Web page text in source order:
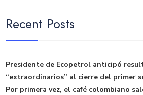
Recent Posts
Presidente de Ecopetrol anticipó
“extraordinarios” al cierre del primer
Por primera vez, el café colombiano